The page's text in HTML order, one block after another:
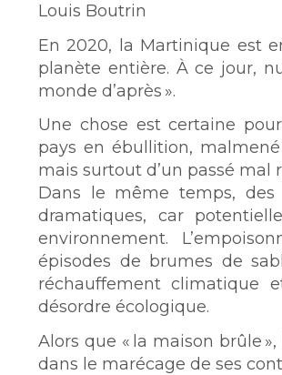
Louis Boutrin
En 2020, la Martinique est
planète entière. À ce jour,
monde d’après ».
Une chose est certaine
pays en ébullition,
mais surtout d’un passé mal
Dans le même temps,
dramatiques, car
environnement.
épisodes de brumes de
réchauffement climatique
désordre écologique.
Alors que « la maison brûle
dans le marécage de ses